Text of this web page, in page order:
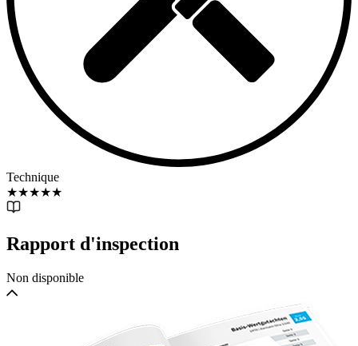
Technique
★★★★★
Rapport d'inspection
Non disponible